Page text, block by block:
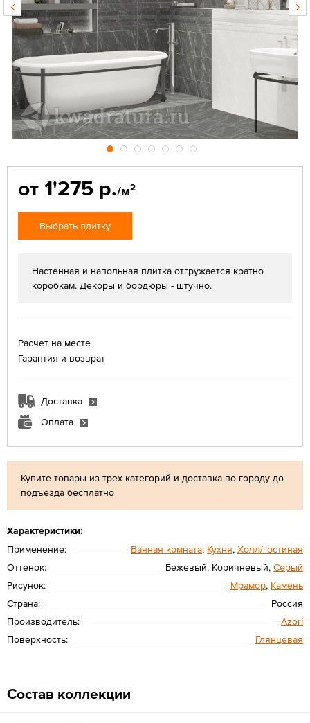
Купите товары из трех категорий и доставка по городу до
подъезда бесплатно
Характеристики:
Применение:
Ванная комната, Кухня, Холл/гостиная
Оттенок:
Бежевый, Коричневый, Серый
Рисунок:
Мрамор, Камень
Страна:
Россия
Производитель:
Azori
Поверхность:
Глянцевая
от 1'275 р./м2
Выбрать плитку
Настенная и напольная плитка отгружается кратно
коробкам. Декоры и бордюры - штучно.
Расчет на месте
Гарантия и возврат
Доставка
Оплата
Состав коллекции